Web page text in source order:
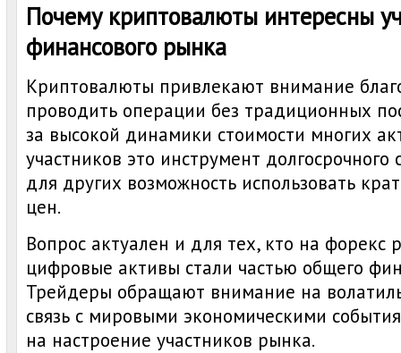
Почему криптовалюты интересны
финансового рынка
Криптовалюты привлекают внимание
проводить операции без традиционных
за высокой динамики стоимости многих
участников это инструмент долгосрочного
для других возможность использовать
цен.
Вопрос актуален и для тех, кто на форекс
цифровые активы стали частью общего
Трейдеры обращают внимание на
связь с мировыми экономическими
на настроение участников рынка.